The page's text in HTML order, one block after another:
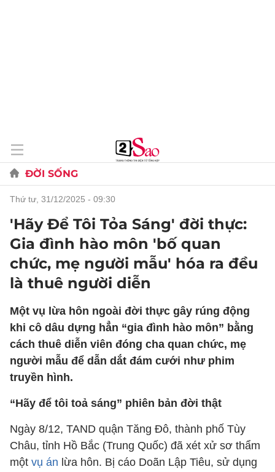
ĐỜI SỐNG
thứ tư, 31/12/2025 - 09:30
'Hãy Để Tôi Tỏa Sáng' đời thực:
Gia đình hào môn 'bố quan
chức, mẹ người mẫu' hóa ra đều
là thuê người diễn
Một vụ lừa hôn ngoài đời thực gây rúng động
khi cô dâu dựng hẳn “gia đình hào môn” bằng
cách thuê diễn viên đóng cha quan chức, mẹ
người mẫu để dẫn dắt đám cưới như phim
truyền hình.
“Hãy để tôi toả sáng” phiên bản đời thật
Ngày 8/12, TAND quận Tăng Đô, thành phố Tùy
Châu, tỉnh Hồ Bắc (Trung Quốc) đã xét xử sơ thẩm
một vụ án lừa hôn. Bị cáo Doãn Lập Tiêu, sử dụng